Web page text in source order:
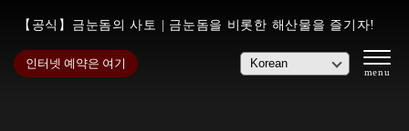
【공식】금눈돔의 사토 | 금눈돔을 비롯한 해산물을 즐기자!
인터넷 예약은 여기